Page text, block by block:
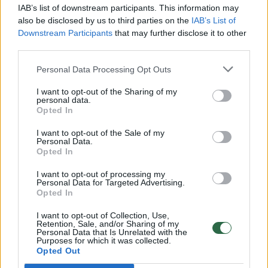
IAB’s list of downstream participants. This information may
also be disclosed by us to third parties on the IAB’s List of
Downstream Participants that may further disclose it to other
Personal Data Processing Opt Outs
I want to opt-out of the Sharing of my
personal data.
Opted In
I want to opt-out of the Sale of my
Personal Data.
Opted In
I want to opt-out of processing my
Personal Data for Targeted Advertising.
Opted In
I want to opt-out of Collection, Use,
Retention, Sale, and/or Sharing of my
Personal Data that Is Unrelated with the
Purposes for which it was collected.
Opted Out
00:00:30
Vaizdai iš tragiškos avarijos Vilniaus r.: dviejų moterų ir
vaiko gyvybių išgelbėti nepavyko
32 laipsnių šilumos
Žinios
V. Zalužno pasisakymą laiko bandymu įsitvirtinti
Ukrainos politikoje: jis yra neteisus
Laidos | Nauja diena
00:00:59
Nufilmavo, kaip patvino Vilniaus Vakarinis aplinkkelis:
vaizdas pribloškia